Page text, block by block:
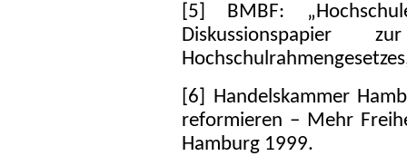
[5] BMBF:
Diskussionspapier
[6] Handelskammer
reformieren – Mehr
Hamburg 1999.